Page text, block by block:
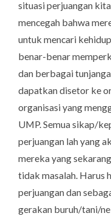
situasi perjuangan
mencegah bahwa
untuk mencari
benar-benar
dan berbagai
dapatkan disetor ke
organisasi yang
UMP. Semua sikap/
perjuangan lah yang
mereka yang
tidak masalah. Harus
perjuangan dan
gerakan buruh/tani/